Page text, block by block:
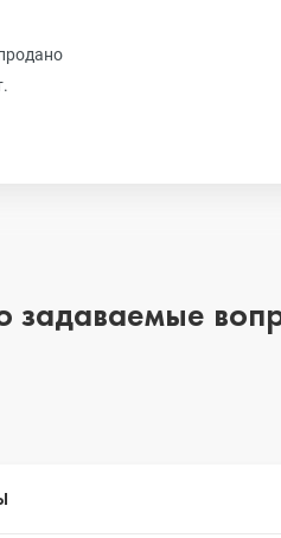
iPhone 15 Pro
задаваемые